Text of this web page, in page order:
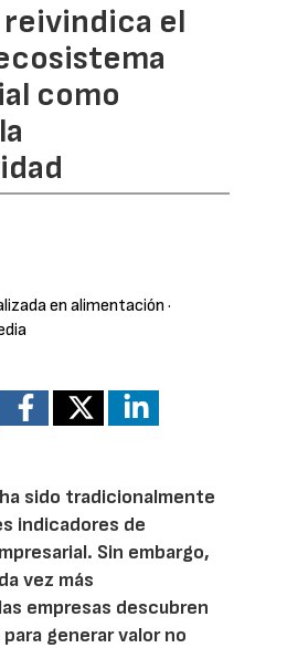
reivindica el
como
en alimentación ·
sido tradicionalmente
indicadores de
Sin embargo,
vez más
empresas descubren
generar valor no